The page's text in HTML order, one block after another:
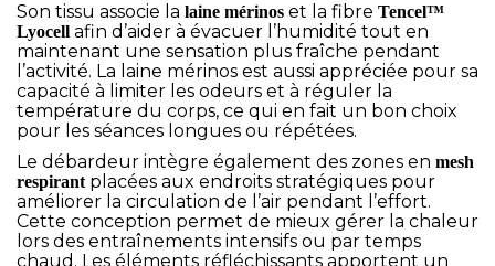
Son tissu associe la laine mérinos et la fibre Tencel™
Lyocell afin d’aider à évacuer l’humidité tout en
maintenant une sensation plus fraîche pendant
l’activité. La laine mérinos est aussi appréciée pour sa
capacité à limiter les odeurs et à réguler la
température du corps, ce qui en fait un bon choix
pour les séances longues ou répétées.
Le débardeur intègre également des zones en mesh
respirantplacées aux endroits stratégiques pour
améliorer la circulation de l’air pendant l’effort.
Cette conception permet de mieux gérer la chaleur
lors des entraînements intensifs ou par temps
chaud. Les éléments réfléchissants apportent un